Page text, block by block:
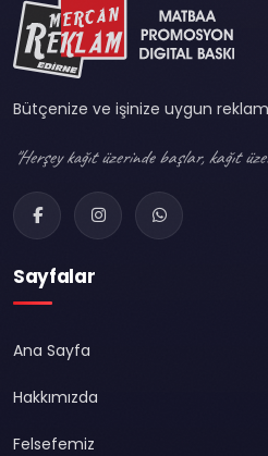
Bütçenize ve işinize uygun
"Herşey kağıt üzerinde başlar, kağıt
Sayfalar
Ana Sayfa
Hakkımızda
Felsefemiz